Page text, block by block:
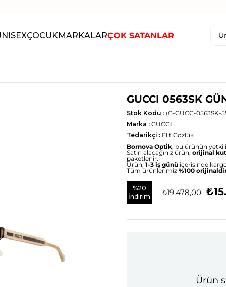
ÇOCUKMARKALARÇOK SATANLAR
GUCCI 0563SK
(G-GUCC-0563SK-
Stok Kodu
Marka : GUCCI
Tedarikçi : Elit Gözlük
Bornova Optik, bu ürünün yetkili
Satın alacağınız ürün, orijinal
paketlenir.
Ürün, 1-3 iş günü içerisinde
Tüm ürünlerimiz %100
%20
İndirim
₺19.478,00
Ürün